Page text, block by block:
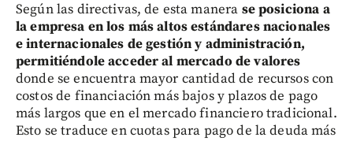
Según las directivas, de esta manera se posiciona a
la empresa en los más altos estándares nacionales
e internacionales de gestión y administración,
permitiéndole acceder al mercado de valores
donde se encuentra mayor cantidad de recursos con
costos de financiación más bajos y plazos de pago
más largos que en el mercado financiero tradicional.
Esto se traduce en cuotas para pago de la deuda más